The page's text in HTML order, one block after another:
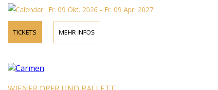
Fr. 09 Okt. 2026 - Fr. 09 Apr. 2027
TICKETS MEHR INFOS